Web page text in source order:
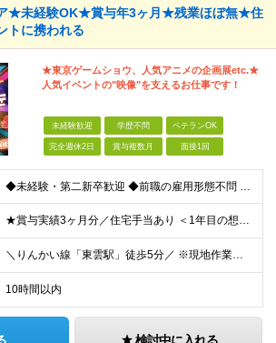
★未経験OK★賞与年3ヶ月★残業ほぼ無★住
トに携われる
★東京ゲームショウ、人気アニメの企画展etc.★
人気イベントの"映像"を支えるお仕事です！
未経験歓迎 学歴不問 ベテランOK
完全週休2日 賞与複数月 面接1回
◆未経験・第二新卒歓迎 ◆前職の雇用形態不問 ◆学歴不問 【 一つでも当てはまる方にピッタリ！ 】 ◎映画、スポーツ観戦、展示会などが好き ◎機械いじりが好き ◎プラモデルを作るのが好き ◎黙々と作
★賞与実績3ヶ月分／住宅手当あり ＜1年目の想定収入例＞ ★月収26万円（内訳：22万以上+住宅手当+交通費+出張手当） ★年収330万円～（内訳：月給+賞与3ヶ月分） 月給22万円～30万円+賞
＼りんかい線「東雲駅」徒歩5分／ ※現地作業の場合は直行直帰OKです！ 【東京本社】 東京都江東区東雲2-12-22 ━━━━━━━━ 旅行好き歓迎★全国への出張があります！ ━━━━━━━━ ■
10時間以内